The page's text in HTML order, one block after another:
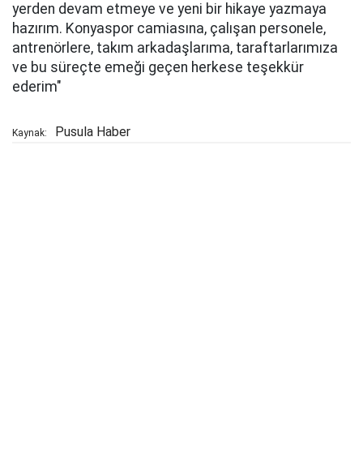
yerden devam etmeye ve yeni bir hikaye yazmaya
hazırım. Konyaspor camiasına, çalışan personele,
antrenörlere, takım arkadaşlarıma, taraftarlarımıza
ve bu süreçte emeği geçen herkese teşekkür
ederim"
Kaynak: Pusula Haber